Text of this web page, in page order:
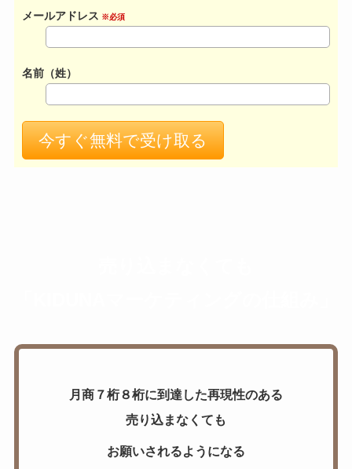
メールアドレス ※必須
名前（姓）
月商７桁８桁に到達した再現性のある
売り込まなくても
お願いされるようになる